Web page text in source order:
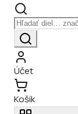
Účet
Košík